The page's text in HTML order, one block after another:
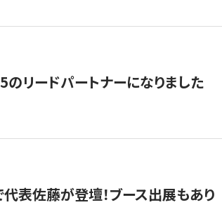
リードパートナーになりました
表佐藤が登壇！ブース出展もあり